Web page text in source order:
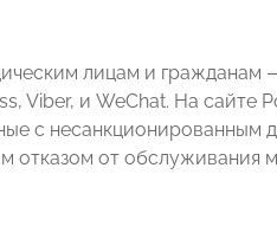
лицам и гражданам
Viber, и WeChat. На сайте
с несанкционированным
отказом от обслуживания